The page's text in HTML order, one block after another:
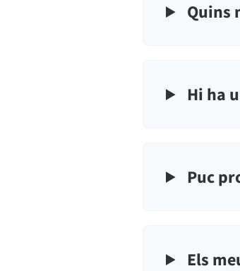
Quins
Hi ha
Puc
Els